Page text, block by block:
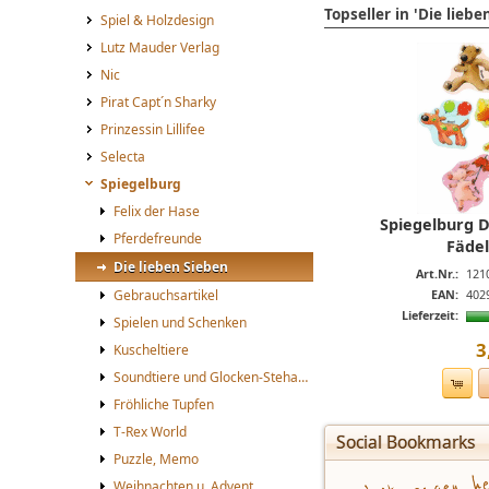
Spiel & Holzdesign
Lutz Mauder Verlag
Nic
Pirat Capt´n Sharky
Prinzessin Lillifee
Selecta
Spiegelburg
Felix der Hase
Pferdefreunde
Die lieben Sieben
Gebrauchsartikel
Spielen und Schenken
Kuscheltiere
Soundtiere und Glocken-Stehauftiere
Fröhliche Tupfen
T-Rex World
Puzzle, Memo
Topseller in 'Die
Spiegelburg
Art.Nr.:
EAN:
Lieferzeit:
3
Social Bookmarks